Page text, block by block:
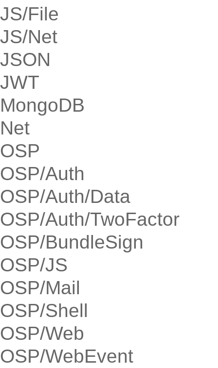
JS/File
JS/Net
JSON
JWT
MongoDB
Net
OSP
OSP/Auth
OSP/Auth/Data
OSP/Auth/TwoFactor
OSP/BundleSign
OSP/JS
OSP/Mail
OSP/Shell
OSP/Web
OSP/WebEvent